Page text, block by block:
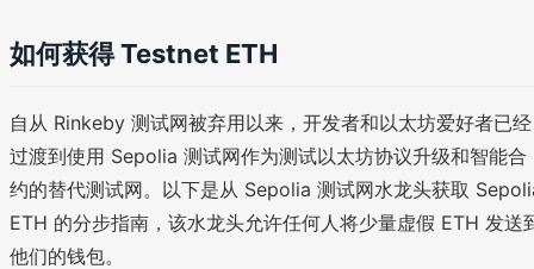
如何获得 Testnet ETH
自从 Rinkeby 测试网被弃用以来，开发者和以太坊爱好者已经
过渡到使用 Sepolia 测试网作为测试以太坊协议升级和智能合
约的替代测试网。以下是从 Sepolia 测试网水龙头获取
ETH 的分步指南，该水龙头允许任何人将少量虚假 ETH 发送
他们的钱包。